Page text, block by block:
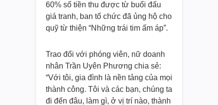
60% số tiền thu được từ buổi đấu
giá tranh, ban tổ chức đã ủng hộ cho
quỹ từ thiện “Những trái tim ấm áp”.
Trao đổi với phóng viên, nữ doanh
nhân Trần Uyên Phương chia sẻ:
“Với tôi, gia đình là nền tảng của mọi
thành công. Tôi và các bạn, chúng ta
đi đến đâu, làm gì, ở vị trí nào, thành